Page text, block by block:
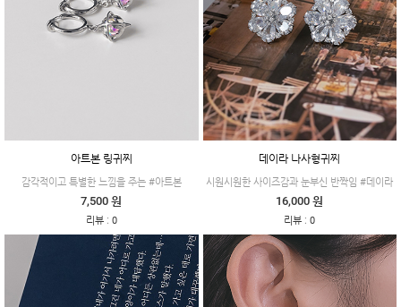
아트본 링귀찌
감각적이고 특별한 느낌을 주는 #아트본
7,500 원
리뷰: 0
데이라 나사형귀찌
시원시원한 사이즈감과 눈부신 반짝임 #데이라
16,000 원
리뷰 :0